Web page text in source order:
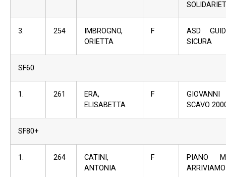
3. 254
IMBROGNO,
ORIETTA
F
ASD
SICURA
SF60
1. 261
ERA,
ELISABETTA
F
GIOVANNI
SCAVO
SF80+
1. 264
CATINI,
ANTONIA
F
PIANO
ARRIVIAMO